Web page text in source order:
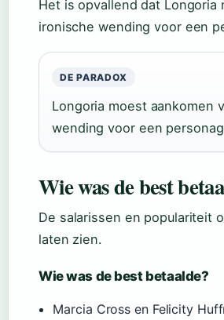
Het is opvallend dat
ironische wending voor een
DE PARADOX
Longoria moest aankomen
wending voor een
Wie was de best
De salarissen en populariteit
laten zien.
Wie was de best betaalde?
Marcia Cross en Felicity